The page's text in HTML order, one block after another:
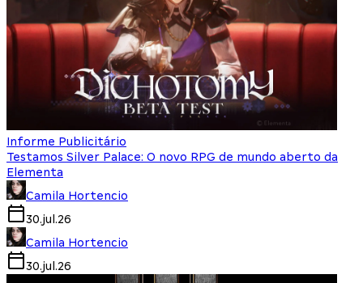
Informe Publicitário
Testamos Silver Palace: O novo RPG de mundo aberto da
Elementa
Camila Hortencio
30.jul.26
Camila Hortencio
30.jul.26